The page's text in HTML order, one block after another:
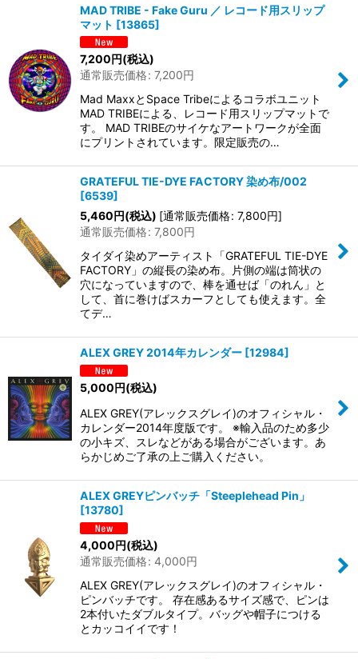
MAD TRIBE - Fake Guru ／ レコード用スリップ
マット [13865]
7,200円(税込)
通常販売価格: 7,200円
Mad MaxxとSpace Tribeによるコラボユニット
MAD TRIBEによる、レコード用スリップマットで
す。 MAD TRIBEのサイケなアートワークが全面
にプリントされています。限定販売の…
GRATEFUL TIE-DYE FACTORY 染め布/002
[6539]
5,460円(税込) [通常販売価格: 7,800円]
通常販売価格: 7,800円
タイダイ染めアーティスト「GRATEFUL TIE-DYE
FACTORY」の縦長の染め布。片側の端は筒状の
穴になっていますので、棒を通せば「のれん」と
して、首に巻けばスカーフとしても使えます。全
てデ…
ALEX GREY 2014年カレンダー [12984]
5,000円(税込)
ALEX GREY(アレックスグレイ)のオフィシャル・
カレンダー2014年度版です。 ※輸入品のため多少
の小キズ、スレなどがある場合がございます。あ
らかじめご了承の上ご購入ください。
ALEX GREYピンバッチ「Steeplehead Pin」
[13780]
4,000円(税込)
通常販売価格: 4,000円
ALEX GREY(アレックスグレイ)のオフィシャル・
ピンバッチです。 存在感あるサイズ感で、ピンは
2本付いたダブルタイプ。バッグや帽子につける
とカッコイイです！